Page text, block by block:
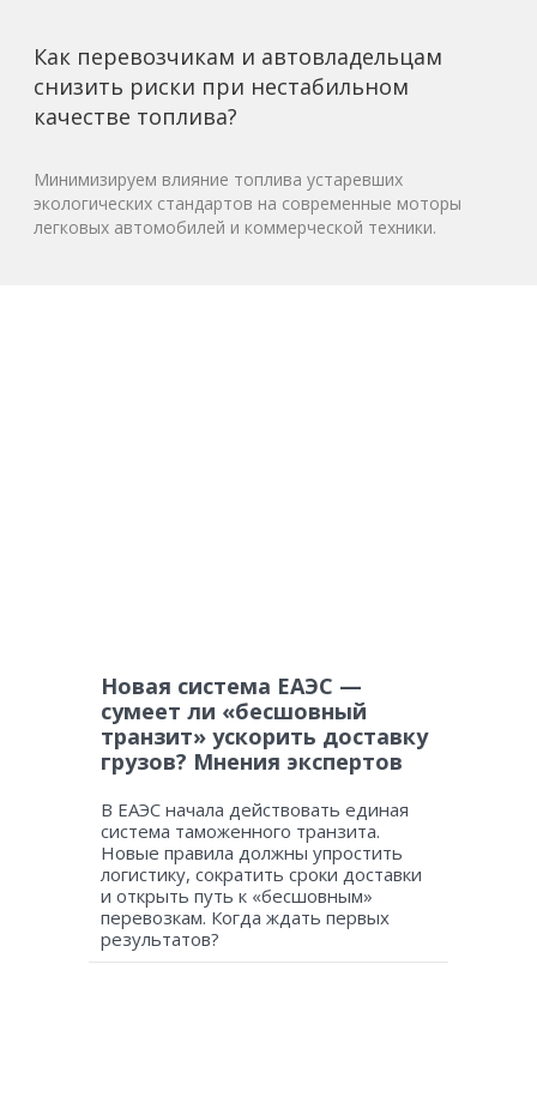
Как перевозчикам и автовладельцам
снизить риски при нестабильном
качестве топлива?
Минимизируем влияние топлива устаревших
экологических стандартов на современные моторы
легковых автомобилей и коммерческой техники.
Новая система ЕАЭС —
сумеет ли «бесшовный
транзит» ускорить доставку
грузов? Мнения экспертов
В ЕАЭС начала действовать единая
система таможенного транзита.
Новые правила должны упростить
логистику, сократить сроки доставки
и открыть путь к «бесшовным»
перевозкам. Когда ждать первых
результатов?